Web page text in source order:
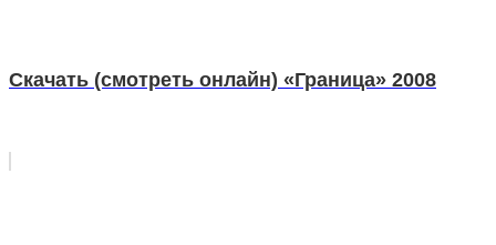
Скачать (смотреть онлайн) «Граница» 2008